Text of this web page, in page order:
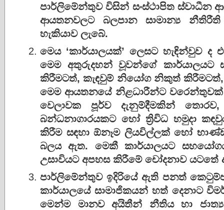
පාර්ලිමේන්තුව විසින් සංස්ථාපිත ස්වාධීන
ආයතනවලට බලපාන සාමාන්‍ය
හැකියාව ලැබේ.
මෙය ‘කාර්යාලයක්’ ලෙසට හැඳින්වුව
මෙම අතුරුදහන් වූවන්ගේ කාර්යාලයට
කිරීමටත්, කැඳවුම් නියෝග නිකුත් කිරීමටත්,
මෙම ආයතනයේ නිළධාරීන්ට වරෙන්තුවක්
වෙලාවක පූර්ව දැනුම්දීමකින්
බන්ධනාගාරයකට හෝ ත්‍රිවිධ හමුදා
කිරීම සඳහා ඕනෑම ලියවිල්ලක් හෝ
බලය ඇත. මෙකී කාර්යාලයට
උසාවියට අපහස කිරීමේ චෝදනාව යටතේ
පාර්ලිමේන්තුව ඉදිරියේ ඇති පනත්
කාර්යාලයේ සාමාජිකයන් හත් දෙනාට
මෙන්ම මානව අයිතීන් නීතිය හා